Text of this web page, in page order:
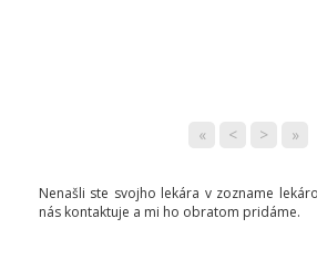
« < > »
Nenašli ste svojho lekára v zozname
nás kontaktuje a mi ho obratom pridáme.